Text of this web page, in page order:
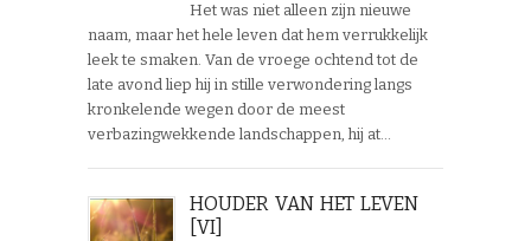
Het was niet alleen zijn nieuwe
naam, maar het hele leven dat hem verrukkelijk
leek te smaken. Van de vroege ochtend tot de
late avond liep hij in stille verwondering langs
kronkelende wegen door de meest
verbazingwekkende landschappen, hij at…
HOUDER VAN HET LEVEN
[VI]